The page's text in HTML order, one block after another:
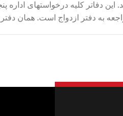
به دفتر ازدواج است. همان